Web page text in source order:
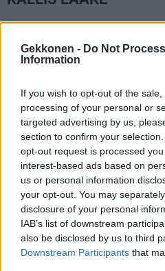
Gekkonen - Do Not
Information
If you wish to opt-out of the
processing of your personal or
targeted advertising by us,
section to confirm your
opt-out request is processed
interest-based ads based on
us or personal information
your opt-out. You may
disclosure of your personal
IAB’s list of downstream
also be disclosed by us to third
Downstream Participants that
jopa 4000 euroa.
kuitenkin maltillinen siitä,
merkittävästi, Tuukka kertoo
– Kyllä se kannattaa, hän
Lähde:Iltalehti
Seuraa Gekkosta